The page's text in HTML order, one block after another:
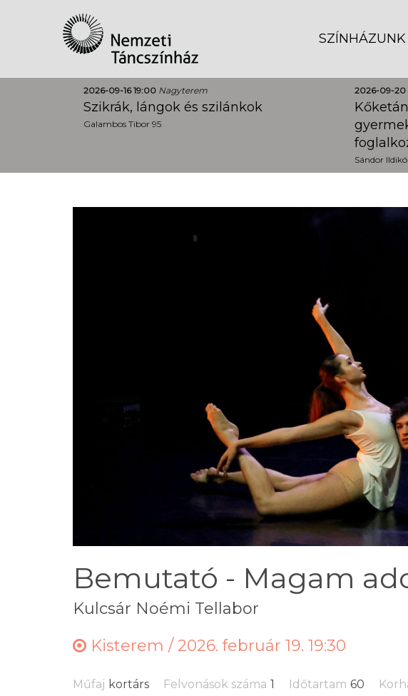
SZÍNHÁZUNK
2026-09-16 19:00 Nagyterem
Szikrák, lángok és szilánkok
Galambos Tibor 95
2026-09-20
Sándor Ildikó
Bemutató - Magam
Kulcsár Noémi Tellabor
Kisterem / 2026. február 19. 19:30
Műfaj kortárs Felvonások száma 1 Időtartam 60